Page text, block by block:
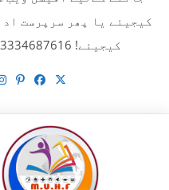
کیجیئے یا پھر سرپرست
کیجیئے! 00923334687616 / 00923010779495